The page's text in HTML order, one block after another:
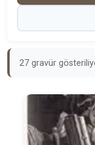
27 gravür